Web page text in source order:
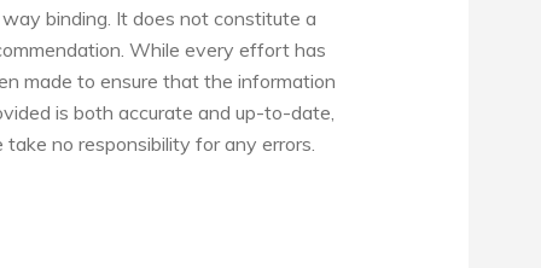
binding. It does not constitute a
While every effort has
made to ensure that the information
is both accurate and up-to-date,
take no responsibility for any errors.